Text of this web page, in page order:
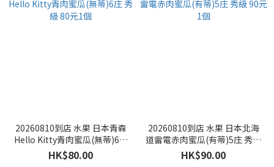
20260810到店 水果 日本青森
Hello Kitty青肉蜜瓜(無蒂)6庄
秀級 80元1個
HK$80.00
20260810到店 水果 日本北海
道雷電赤肉蜜瓜(有蒂)5庄 秀級
90元1個
HK$90.00